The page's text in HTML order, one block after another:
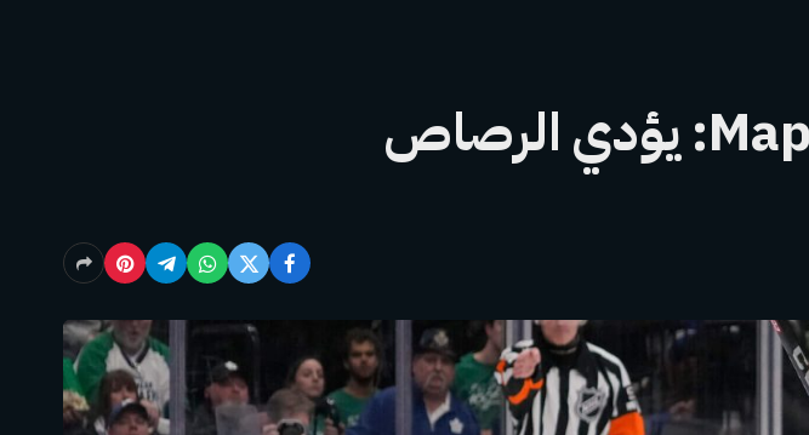
ملاحظات Maple Leafs vs. Hurricanes: يؤدي الرصاص